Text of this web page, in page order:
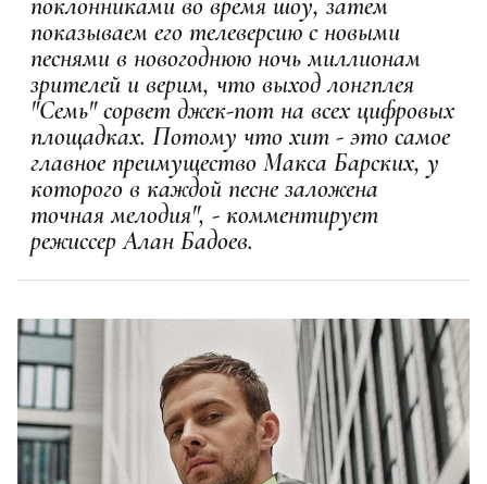
поклонниками во время шоу, затем
показываем его телеверсию с новыми
песнями в новогоднюю ночь миллионам
зрителей и верим, что выход лонгплея
"Семь" сорвет джек-пот на всех цифровых
площадках. Потому что хит - это самое
главное преимущество Макса Барских, у
которого в каждой песне заложена
точная мелодия", - комментирует
режиссер Алан Бадоев.